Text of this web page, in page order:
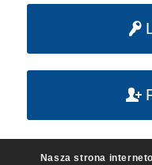
Nasza strona